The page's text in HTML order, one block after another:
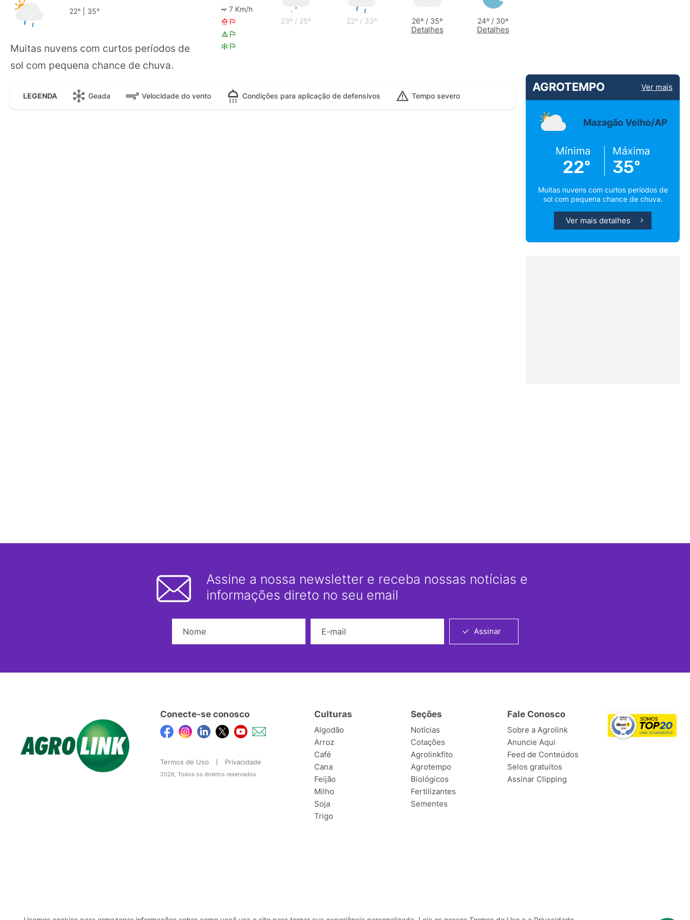
22° 35°
Muitas nuvens com curtos períodos de
sol com pequena chance de chuva.
7 Km/h
23º / 25º 22º / 33º 26º / 35º
Detalhes
24º / 30º
Detalhes
LEGENDA Geada Velocidade do vento Condições para aplicação de defensivos Tempo severo
AGROTEMPO Ver mais
Mazagão Velho/AP
Mínima
22º
Máxima
35º
Muitas nuvens com curtos períodos de
sol com pequena chance de chuva.
Ver mais detalhes
Assine a nossa newsletter e receba nossas notícias e
informações direto no seu email
Assinar
Conecte-se conosco
Termos de Uso Privacidade
2026, Todos os direitos reservados
Culturas
Algodão
Arroz
Café
Cana
Feijão
Milho
Soja
Trigo
Seções
Notícias
Cotações
Agrolinkfito
Agrotempo
Biológicos
Fertilizantes
Sementes
Fale Conosco
Sobre a Agrolink
Anuncie Aqui
Feed de Conteúdos
Selos gratuitos
Assinar Clipping